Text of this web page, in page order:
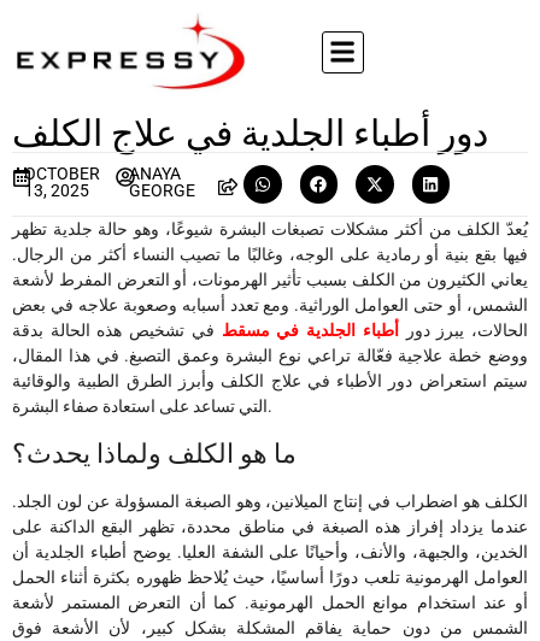
دور أطباء الجلدية في علاج الكلف
OCTOBER
13, 2025
ANAYA
GEORGE
يُعدّ الكلف من أكثر مشكلات تصبغات البشرة شيوعًا، وهو حالة جلدية تظهر
فيها بقع بنية أو رمادية على الوجه، وغالبًا ما تصيب النساء أكثر من الرجال.
يعاني الكثيرون من الكلف بسبب تأثير الهرمونات، أو التعرض المفرط لأشعة
الشمس، أو حتى العوامل الوراثية. ومع تعدد أسبابه وصعوبة علاجه في بعض
الحالات، يبرز دورأطباء الجلدية في مسقط في تشخيص هذه الحالة بدقة
ووضع خطة علاجية فعّالة تراعي نوع البشرة وعمق التصبغ. في هذا المقال،
سيتم استعراض دور الأطباء في علاج الكلف وأبرز الطرق الطبية والوقائية
التي تساعد على استعادة صفاء البشرة.
ما هو الكلف ولماذا يحدث؟
الكلف هو اضطراب في إنتاج الميلانين، وهو الصبغة المسؤولة عن لون الجلد.
عندما يزداد إفراز هذه الصبغة في مناطق محددة، تظهر البقع الداكنة على
الخدين، والجبهة، والأنف، وأحيانًا على الشفة العليا. يوضح أطباء الجلدية أن
العوامل الهرمونية تلعب دورًا أساسيًا، حيث يُلاحظ ظهوره بكثرة أثناء الحمل
أو عند استخدام موانع الحمل الهرمونية. كما أن التعرض المستمر لأشعة
الشمس من دون حماية يفاقم المشكلة بشكل كبير، لأن الأشعة فوق